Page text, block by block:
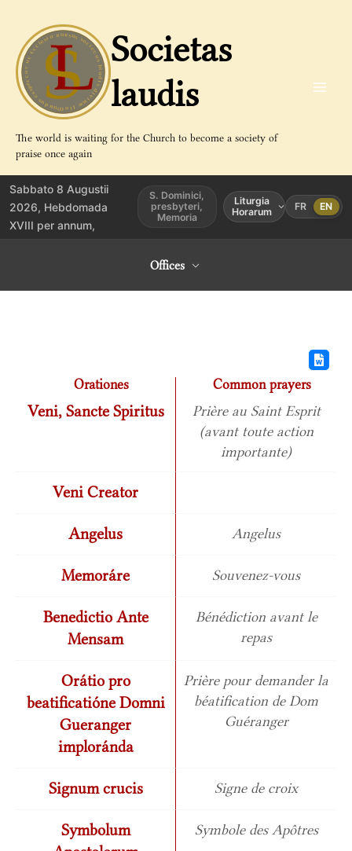
contenu
Societas
laudis
The world is waiting for the Church to become a society of
praise once again
Sabbato 8 Augustii
2026, Hebdomada
XVIII per annum,
S. Dominici,
presbyteri,
Memoria
Liturgia
Horarum
FR EN
Offices
Orationes Common prayers
Veni, Sancte Spiritus
Prière au Saint Esprit
(avant toute action
importante)
Veni Creator
Angelus Angelus
Memoráre Souvenez-vous
Benedictio Ante
Mensam
Bénédiction avant le
repas
Orátio pro
beatificatióne Domni
Gueranger
imploránda
Prière pour demander la
béatification de Dom
Guéranger
Signum crucis Signe de croix
Symbolum
Symbole des Apôtres